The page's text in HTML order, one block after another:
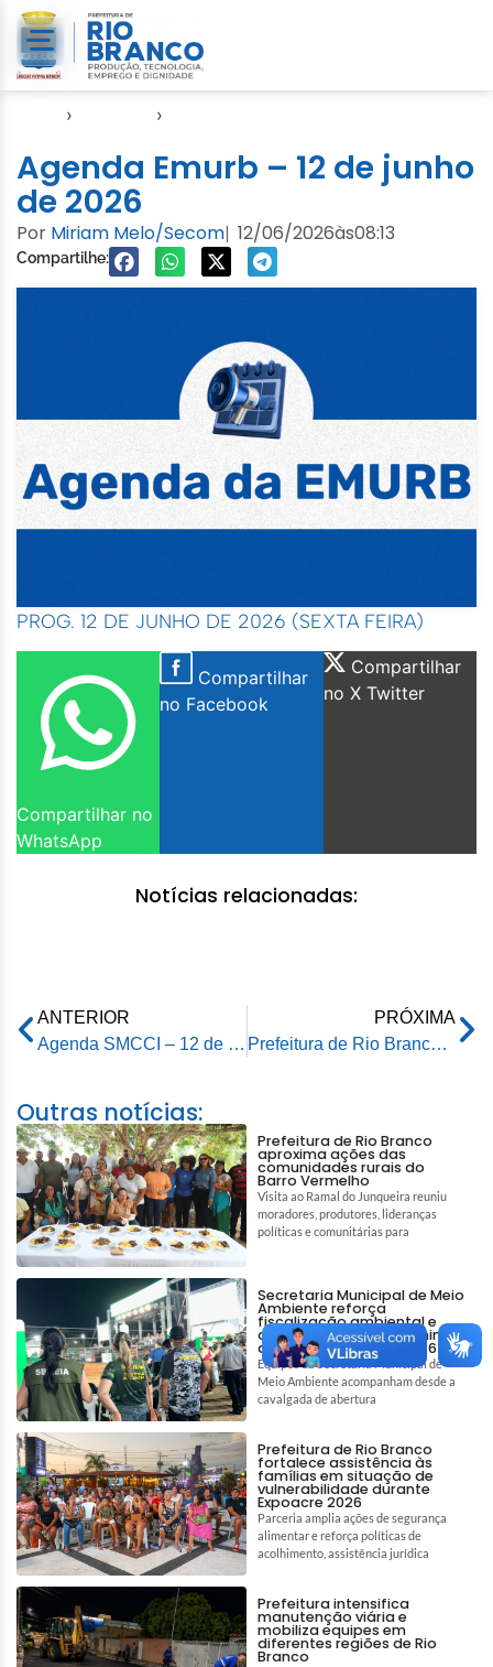
› ›
Agenda Emurb – 12 de junho
de 2026
Por Miriam Melo/Secom| 12/06/2026às08:13
Compartilhe:
PROG. 12 DE JUNHO DE 2026 (SEXTA FEIRA)
Compartilhar no
WhatsApp
Compartilhar
no Facebook
Compartilhar
no X Twitter
Notícias relacionadas:
ANTERIOR
Agenda SMCCI – 12 de junho de 2026
PRÓXIMA
Prefeitura de Rio Branco entrega veículos para Fundação Afif Arão e Amigos do Peito (AAPEI)
Outras notícias:
Prefeitura de Rio Branco
aproxima ações das
comunidades rurais do
Barro Vermelho
Visita ao Ramal do Junqueira reuniu
moradores, produtores, lideranças
políticas e comunitárias para
Secretaria Municipal de Meio
Ambiente reforça
fiscalização ambiental e
ações de bem-estar animal
durante a Expoacre 2026
Equipes da Secretaria Municipal de
Meio Ambiente acompanham desde a
cavalgada de abertura
Prefeitura de Rio Branco
fortalece assistência às
famílias em situação de
vulnerabilidade durante
Expoacre 2026
Parceria amplia ações de segurança
alimentar e reforça políticas de
acolhimento, assistência jurídica
Prefeitura intensifica
manutenção viária e
mobiliza equipes em
diferentes regiões de Rio
Branco